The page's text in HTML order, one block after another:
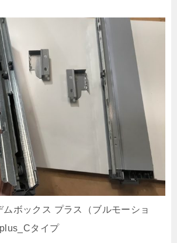
ボックス プラス（ブルモーショ
タイプ